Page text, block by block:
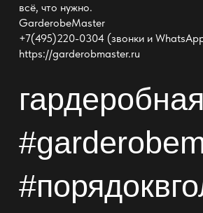
всё, что нужно.
GarderobeMaster
+7(495)220-0304 (звонки и
https://garderobmaster.ru
гардеробная